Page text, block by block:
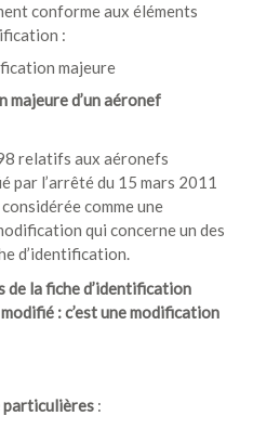
conforme aux éléments
:
majeure
majeure d’un aéronef
relatifs aux aéronefs
par l’arrêté du 15 mars 2011
comme une
qui concerne un des
d’identification.
de la fiche d’identification
: c’est une modification
particulières :